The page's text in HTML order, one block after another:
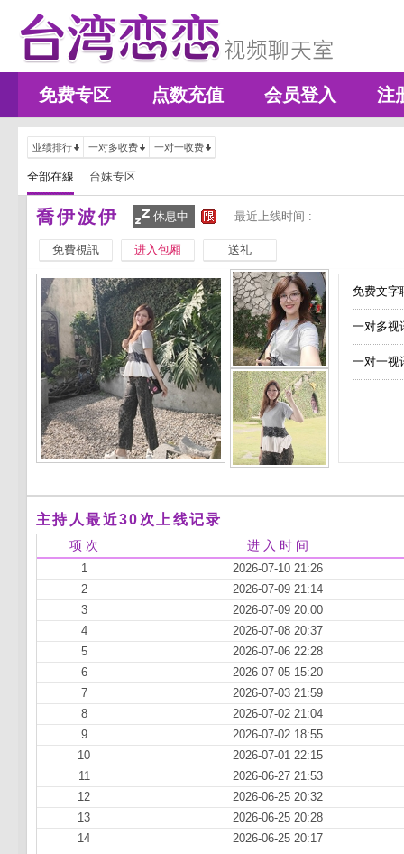
免费专区 点数充值 会员登入 注
业绩排行 一对多收费 一对一收费
全部在線 台妹专区
喬伊波伊 休息中 最近上线时间 :
免費視訊 进入包厢 送礼
免费文
一对多
一对一
主持人最近30次上线记录
项 次 进 入 时 间
1
2026-07-10 21:26
2
2026-07-09 21:14
3
2026-07-09 20:00
4
2026-07-08 20:37
5
2026-07-06 22:28
6
2026-07-05 15:20
7
2026-07-03 21:59
8
2026-07-02 21:04
9
2026-07-02 18:55
10
2026-07-01 22:15
11
2026-06-27 21:53
12
2026-06-25 20:32
13
2026-06-25 20:28
14
2026-06-25 20:17